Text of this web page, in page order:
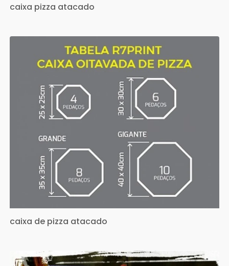
caixa pizza atacado
caixa de pizza atacado